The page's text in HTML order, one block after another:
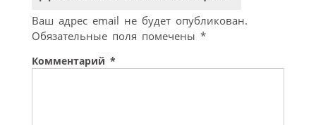
Ваш адрес email не будет опубликован.
Обязательные поля помечены *
Комментарий *